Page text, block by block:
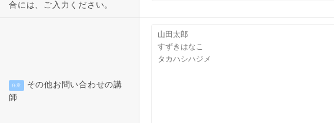
合には、ご入力ください。
任意
その他お問い合わせの講
師